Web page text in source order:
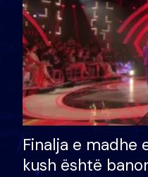
Finalja e madhe
kush është